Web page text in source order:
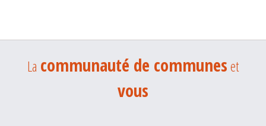
La communauté de communeset
vous